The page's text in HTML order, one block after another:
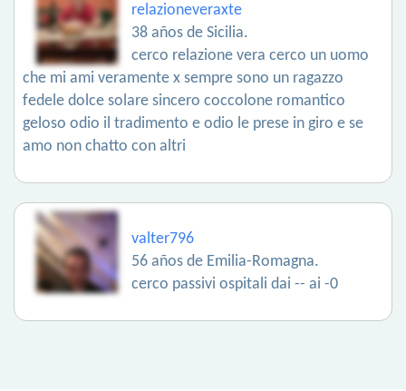
relazioneveraxte
38 años de Sicilia.
cerco relazione vera cerco un uomo
che mi ami veramente x sempre sono un ragazzo
fedele dolce solare sincero coccolone romantico
geloso odio il tradimento e odio le prese in giro e se
amo non chatto con altri
valter796
56 años de Emilia-Romagna.
cerco passivi ospitali dai -- ai -0